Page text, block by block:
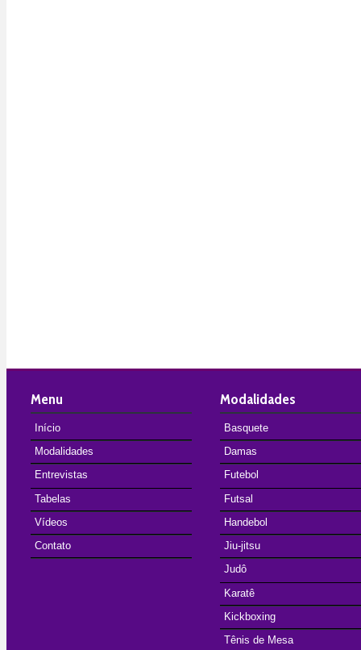
Menu
Início
Modalidades
Entrevistas
Tabelas
Vídeos
Contato
Modalidades
Basquete
Damas
Futebol
Futsal
Handebol
Jiu-jitsu
Judô
Karatê
Kickboxing
Tênis de Mesa